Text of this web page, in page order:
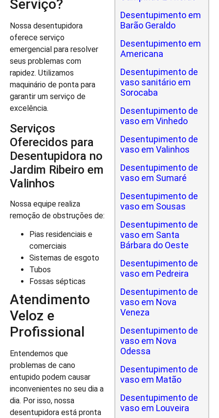
Serviço?
Nossa desentupidora
oferece serviço
emergencial para resolver
seus problemas com
rapidez. Utilizamos
maquinário de ponta para
garantir um serviço de
excelência.
Serviços
Oferecidos para
Desentupidora no
Jardim Ribeiro em
Valinhos
Nossa equipe realiza
remoção de obstruções de:
Pias residenciais e
comerciais
Sistemas de esgoto
Tubos
Fossas sépticas
Atendimento
Veloz e
Profissional
Entendemos que
problemas de cano
entupido podem causar
inconvenientes no seu dia a
dia. Por isso, nossa
desentupidora está pronta
Desentupimento em
Barão Geraldo
Desentupimento em
Americana
Desentupimento de
vaso sanitário em
Sorocaba
Desentupimento de
vaso em Vinhedo
Desentupimento de
vaso em Valinhos
Desentupimento de
vaso em Sumaré
Desentupimento de
vaso em Sousas
Desentupimento de
vaso em Santa
Bárbara do Oeste
Desentupimento de
vaso em Pedreira
Desentupimento de
vaso em Nova
Veneza
Desentupimento de
vaso em Nova
Odessa
Desentupimento de
vaso em Matão
Desentupimento de
vaso em Louveira